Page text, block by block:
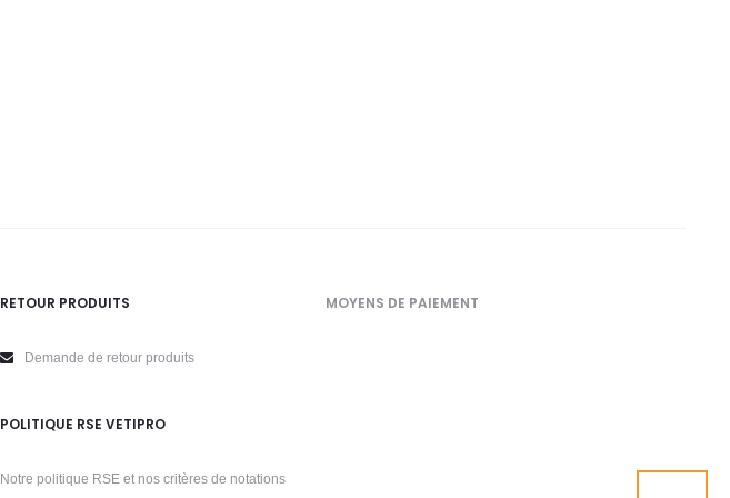
RETOUR PRODUITS
Demande de retour produits
POLITIQUE RSE VETIPRO
Notre politique RSE et nos critères de notations
MOYENS DE PAIEMENT